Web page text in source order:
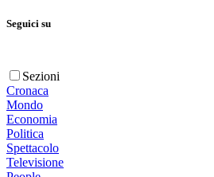
Seguici su
Sezioni
Cronaca
Mondo
Economia
Politica
Spettacolo
Televisione